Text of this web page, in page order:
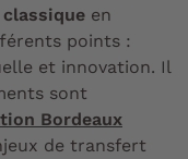
en
points :
et innovation. Il
sont
Bordeaux
de transfert